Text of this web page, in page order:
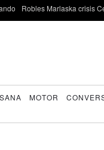
Robles Marlaska crisis
MOTOR